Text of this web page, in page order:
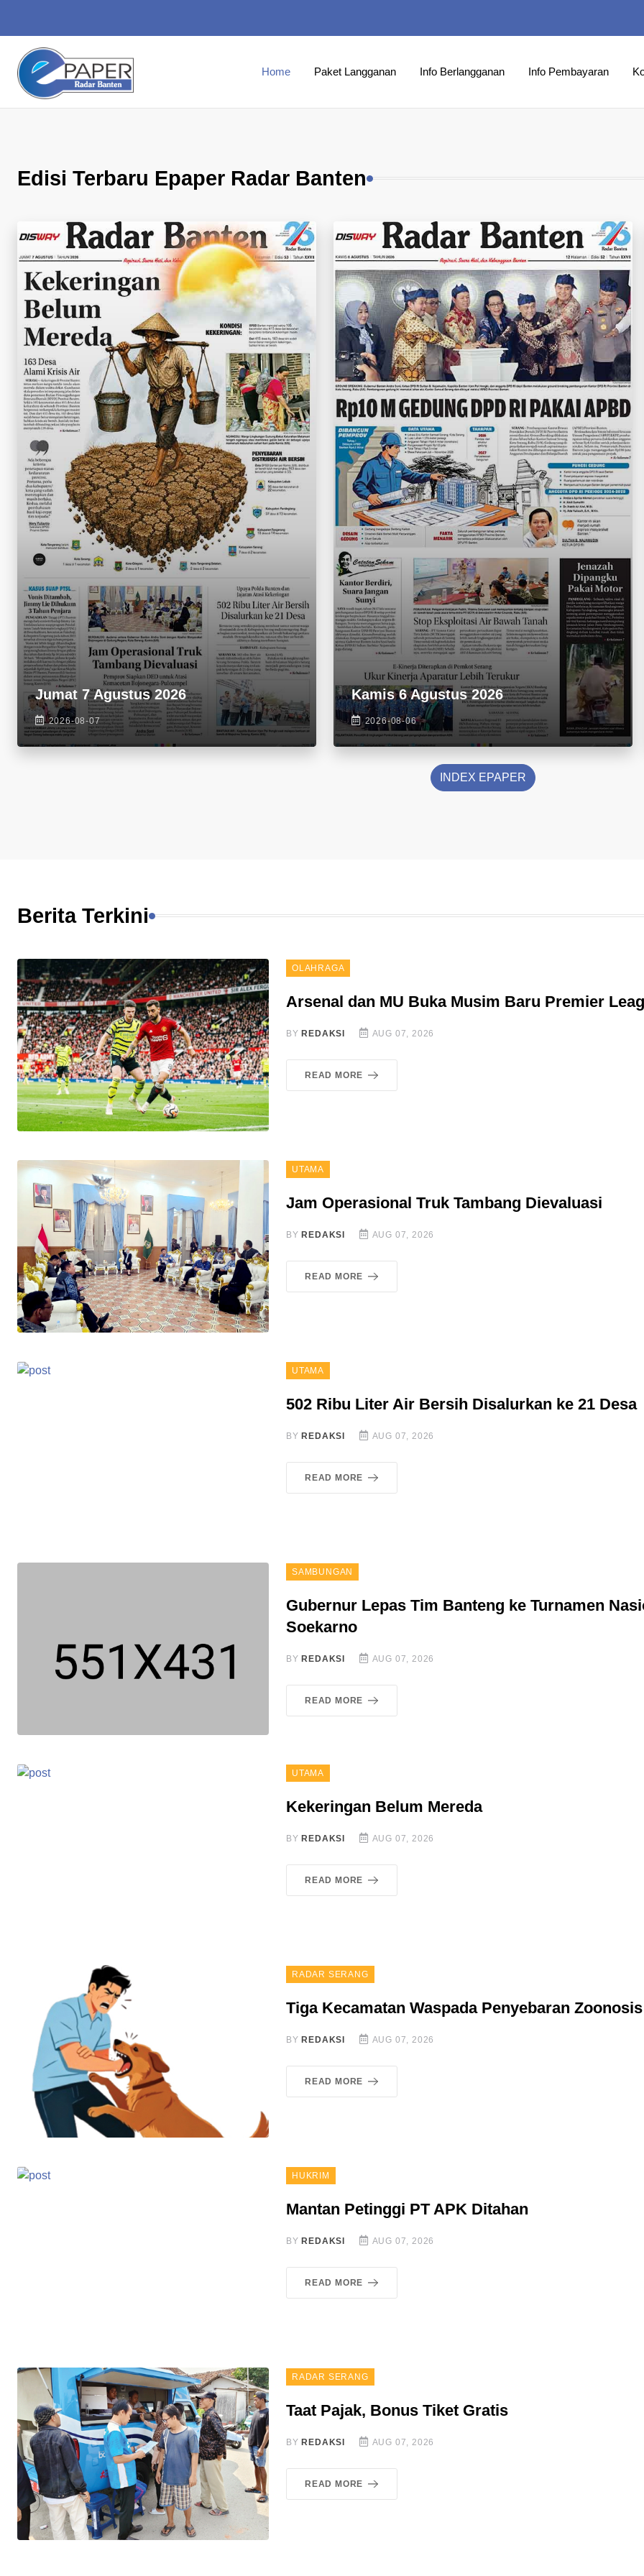
Home Paket Langganan Info Berlangganan Info Pembayaran
Edisi Terbaru Epaper Radar Banten
Jumat 7 Agustus 2026
2026-08-07
Kamis 6 Agustus 2026
2026-08-06
INDEX EPAPER
Berita Terkini
OLAHRAGA
Arsenal dan MU Buka Musim Baru Premier
BY REDAKSI AUG 07, 2026
READ MORE
UTAMA
Jam Operasional Truk Tambang Dievaluasi
BY REDAKSI AUG 07, 2026
READ MORE
UTAMA
502 Ribu Liter Air Bersih Disalurkan ke 21 Desa
BY REDAKSI AUG 07, 2026
READ MORE
SAMBUNGAN
Gubernur Lepas Tim Banteng ke Turnamen
Soekarno
BY REDAKSI AUG 07, 2026
READ MORE
UTAMA
Kekeringan Belum Mereda
BY REDAKSI AUG 07, 2026
READ MORE
RADAR SERANG
Tiga Kecamatan Waspada Penyebaran Zoonosis
BY REDAKSI AUG 07, 2026
READ MORE
HUKRIM
Mantan Petinggi PT APK Ditahan
BY REDAKSI AUG 07, 2026
READ MORE
RADAR SERANG
Taat Pajak, Bonus Tiket Gratis
BY REDAKSI AUG 07, 2026
READ MORE